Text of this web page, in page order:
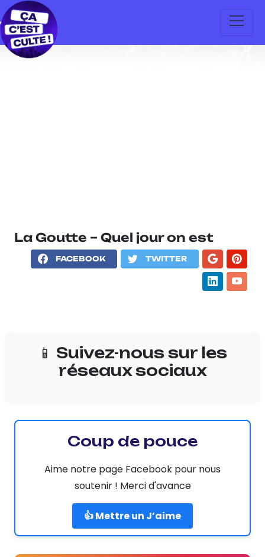
La Goutte – Quel jour on est
FACEBOOK TWITTER
📱 Suivez-nous sur les
réseaux sociaux
Coup de pouce
Aime notre page Facebook pour nous
soutenir ! Merci d'avance
👍 Mettre un J’aime